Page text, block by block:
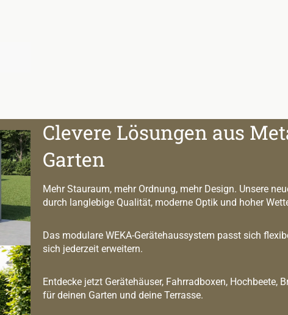
Clevere Lösungen aus
Garten
Mehr Stauraum, mehr Ordnung, mehr Design. Unsere
durch langlebige Qualität, moderne Optik und hoher
Das modulare WEKA-Gerätehaussystem passt sich
sich jederzeit erweitern.
Entdecke jetzt Gerätehäuser, Fahrradboxen, Hochbeete,
für deinen Garten und deine Terrasse.